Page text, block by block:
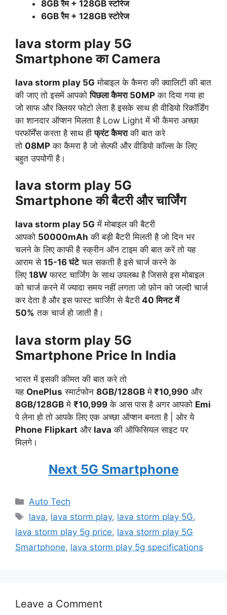
8GB रैम + 128GBस्टोरेज
6GB रैम + 128GBस्टोरेज
lava storm play 5G
Smartphone का Camera
lava storm play 5G मोबाइल के कैमरा की क्वालिटी की बात
की जाए तो इसमें आपकोपिछला कैमरा 50MP का दिया गया हा
जो साफ और क्लियर फोटो लेता है इसके साथ ही वीडियो रिकॉर्डिंग
का शानदार ऑप्शन मिलता है Low Light में भी कैमरा अच्छा
परफॉर्मेंस करता है साथ हीफ्रंट कैमराकी बात करे
तो 08MP का कैमरा है जो सेल्फी और वीडियो कॉल्स के लिए
बहुत उपयोगी है।
lava storm play 5G
Smartphone की बैटरी और चार्जिंग
lava storm play 5G में मोबाइल की बैटरी
आपको 50000mAh की बड़ी बैटरी मिलती है जो दिन भर
चलने के लिए काफी है स्क्रीन ऑन टाइम की बात करें तो यह
आराम से 15-16 घंटेचल सकती है इसे चार्ज करने के
लिए 18Wफास्ट चार्जिंग के साथ उपलब्ध है जिससे इस मोबाइल
को चार्ज करने में ज्यादा समय नहीं लगता जो फ़ोन को जल्दी चार्ज
कर देता है और इस फास्ट चार्जिंग से बैटरी 40 मिनट में
50% तक चार्ज हो जाती है।
lava storm play 5G
Smartphone Price In India
भारत में इसकी कीमत की बात करे तो
यह OnePlus स्मार्टफोन 8GB/128GB मे ₹10,990 और
8GB/128GB मे ₹10,999 के आस पास है अगर आपको Emi
पे लेना हो तो आपके लिए एक अच्छा ऑप्शन बनता है | ओर ये
Phone Flipkart और lava की ऑफिसियल साइट पर
मिलगे।
Next 5G Smartphone
Categories
Auto Tech
Tags
lava, lava storm play, lava storm play 5G,
lava storm play 5g price, lava storm play 5G
Smartphone, lava storm play 5g specifications
Leave a Comment